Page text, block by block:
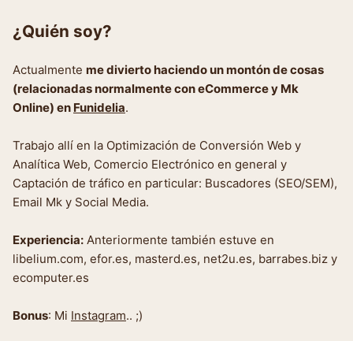
¿Quién soy?
Actualmente me divierto haciendo un montón de cosas
(relacionadas normalmente con eCommerce y Mk
Online) en Funidelia.
Trabajo allí en la Optimización de Conversión Web y
Analítica Web, Comercio Electrónico en general y
Captación de tráfico en particular: Buscadores (SEO/SEM),
Email Mk y Social Media.
Experiencia: Anteriormente también estuve en
libelium.com, efor.es, masterd.es, net2u.es, barrabes.biz y
ecomputer.es
Bonus: Mi Instagram.. ;)